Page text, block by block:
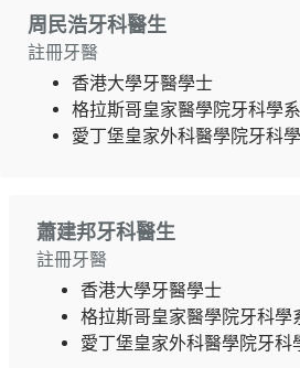
周民浩牙科醫生
註冊牙醫
香港大學牙醫學士
格拉斯哥皇家醫學院牙科學
愛丁堡皇家外科醫學院牙科
蕭建邦牙科醫生
註冊牙醫
香港大學牙醫學士
格拉斯哥皇家醫學院牙科學
愛丁堡皇家外科醫學院牙科